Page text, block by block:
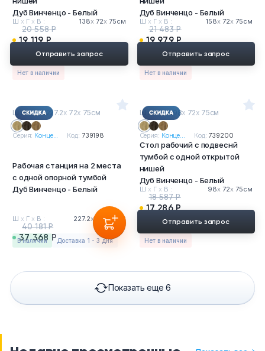
Дуб Винченцо - Белый
Ш х Г х В : 138х72х75см
19 119 Р
20 558 Р
Нет в наличии
Отправить запрос
Дуб Винченцо - Белый
Ш х Г х В : 158х 72х 75см
19 979 Р
21 483 Р
Нет в наличии
Отправить запрос
Ш хГхВ : 227.2х 72х 75см
Серия: Конце... Код: 739198
Рабочая станция на 2 места
с одной опорной тумбой
Дуб Винченцо - Белый
Ш х Г х В : 227.2х72х75см
37 368 Р
40 181 Р
в наличии Доставка 1 - 3 дня
Ш хГхВ : 98х 72х 75см
Серия: Конце... Код: 739200
Стол рабочий с подвеснй
тумбой с одной открытой
нишей
Дуб Винченцо - Белый
Ш х Г х В : 98х 72х 75см
17 286 Р
18 587 Р
Нет в наличии
Отправить запрос
Показать еще 6